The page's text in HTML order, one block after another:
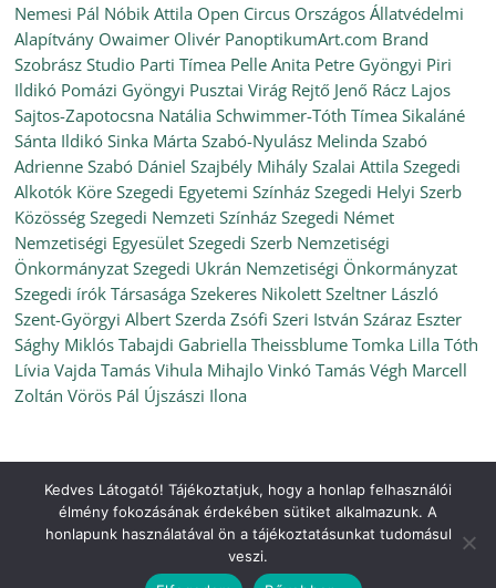
Nemesi Pál Nóbik Attila Open Circus Országos Állatvédelmi
Alapítvány Owaimer Olivér PanoptikumArt.com Brand
Szobrász Studio Parti Tímea Pelle Anita Petre Gyöngyi Piri
Ildikó Pomázi Gyöngyi Pusztai Virág Rejtő Jenő Rácz Lajos
Sajtos-Zapotocsna Natália Schwimmer-Tóth Tímea Sikaláné
Sánta Ildikó Sinka Márta Szabó-Nyulász Melinda Szabó
Adrienne Szabó Dániel Szajbély Mihály Szalai Attila Szegedi
Alkotók Köre Szegedi Egyetemi Színház Szegedi Helyi Szerb
Közösség Szegedi Nemzeti Színház Szegedi Német
Nemzetiségi Egyesület Szegedi Szerb Nemzetiségi
Önkormányzat Szegedi Ukrán Nemzetiségi Önkormányzat
Szegedi írók Társasága Szekeres Nikolett Szeltner László
Szent-Györgyi Albert Szerda Zsófi Szeri István Száraz Eszter
Sághy Miklós Tabajdi Gabriella Theissblume Tomka Lilla Tóth
Lívia Vajda Tamás Vihula Mihajlo Vinkó Tamás Végh Marcell
Zoltán Vörös Pál Újszászi Ilona
Copyright © 2026Ünnepi Könyvhét Szeged, 2021. szeptember
All rights reserved.
by ThemeGrill. Powered by
Kedves Látogató! Tájékoztatjuk, hogy a honlap felhasználói
élmény fokozásának érdekében sütiket alkalmazunk. A
honlapunk használatával ön a tájékoztatásunkat tudomásul
veszi.